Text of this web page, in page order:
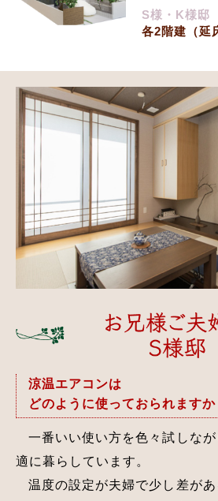
S様・K様邸
各2階建（延
涼温エアコンは
どのように使っておられますか
一番いい使い方を色々試しな
適に暮らしています。
温度の設定が夫婦で少し差が